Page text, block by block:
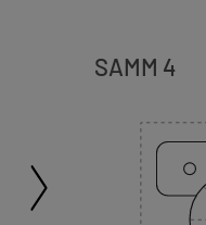
SAMM 4